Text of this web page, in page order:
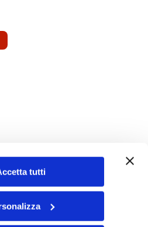
tutti